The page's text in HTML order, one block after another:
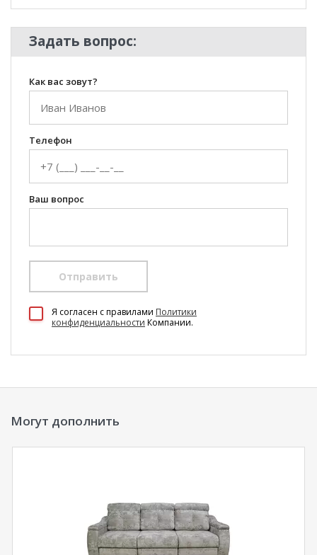
Задать вопрос:
Как вас зовут?
Телефон
Ваш вопрос
Отправить
Я согласен c правилами Политики
конфиденциальности Компании.
Могут дополнить